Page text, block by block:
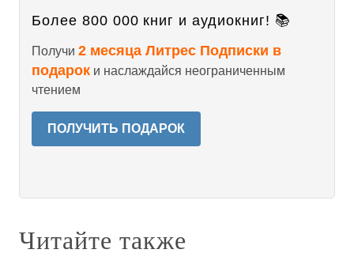
Более 800 000 книг и аудиокниг! 📚
Получи 2 месяца Литрес Подписки в
подарок и наслаждайся неограниченным
чтением
ПОЛУЧИТЬ ПОДАРОК
Читайте также